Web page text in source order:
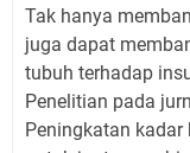
Tak hanya
juga dapat
tubuh terhadap
Penelitian pada
Peningkatan